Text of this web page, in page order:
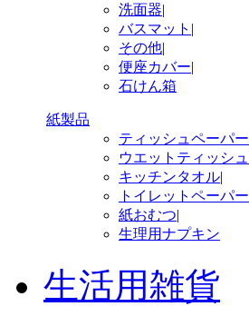
洗面器|
バスマット |
その他|
便座カバー|
石けん箱
紙製品
ティッシュペーパー
ウエットティッシュ
キッチンタオル|
トイレットペーパー
紙おむつ|
生理用ナプキン
生活用雑貨